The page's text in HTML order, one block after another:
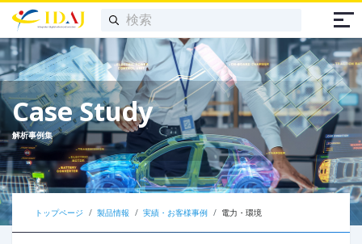
Case Study
解析事例集
トップページ 製品情報 実績・お客様事例 電力・環境